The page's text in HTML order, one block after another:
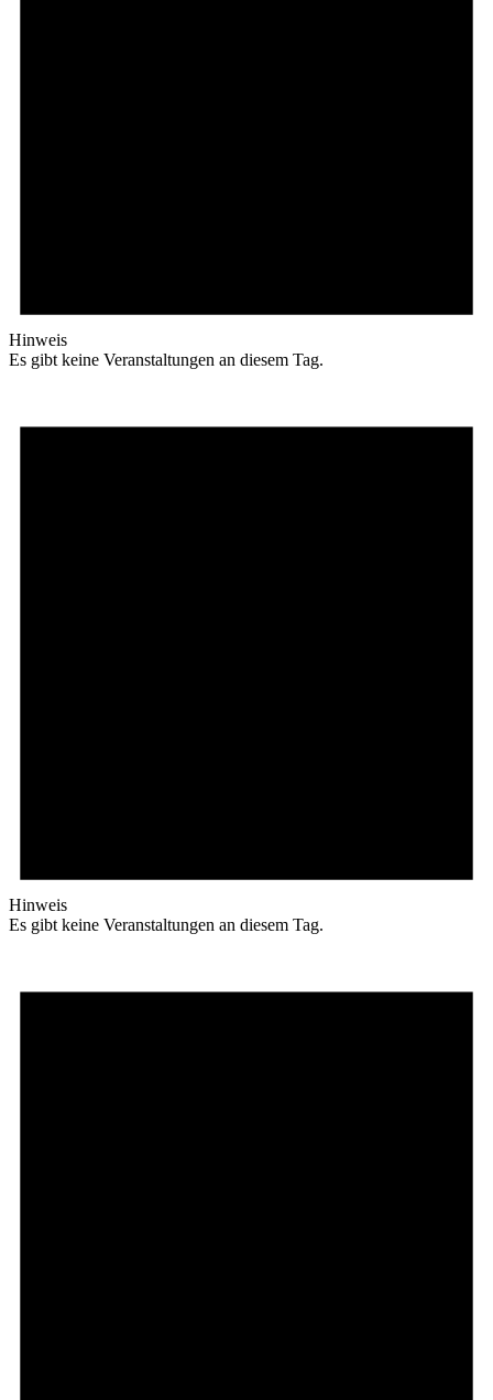
Hinweis
Es gibt keine Veranstaltungen an diesem Tag.
Hinweis
Es gibt keine Veranstaltungen an diesem Tag.